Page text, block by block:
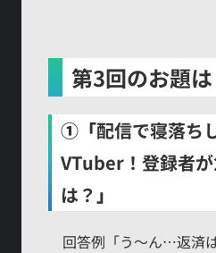
第3回のお題は
①「配信で寝落ち
VTuber！登録者
は？」
回答例「う～ん…返済